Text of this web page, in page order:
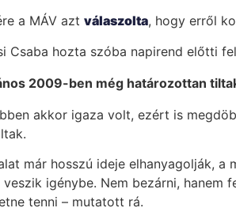
a MÁV azt válaszolta, hogy erről
Csaba hozta szóba napirend előtti
2009-ben még határozottan
akkor igaza volt, ezért is
már hosszú ideje elhanyagolják,
igénybe. Nem bezárni, hanem
tenni – mutatott rá.